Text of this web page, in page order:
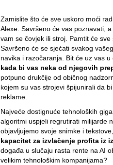
Zamislite što će sve uskoro moći
Alexe. Savršeno će vas poznavati,
vam se čovjek ili stroj. Pamtit će
Savršeno će se sjećati svakog
navika i razočaranja. Bit će uz vas u
kada bi vas neka od njegovih
potpuno drukčije od običnog
kojem su vas strojevi špijunirali da
reklame.
Najveće dostignuće tehnoloških
algoritmi uspjeli regrutirati milijarde
objavljujemo svoje snimke i
kapacitet za izvlačenje profita iz
događa u slučaju rasta rente na AI
velikim tehnološkim kompanijama?